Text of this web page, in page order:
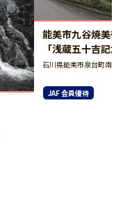
能美市九谷焼美術
「浅蔵五十吉記念
館」
石川県能美市泉台町南1
JAF 会員優待